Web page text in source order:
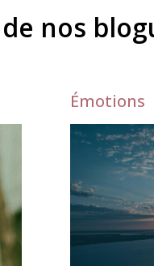
nos
Émotions